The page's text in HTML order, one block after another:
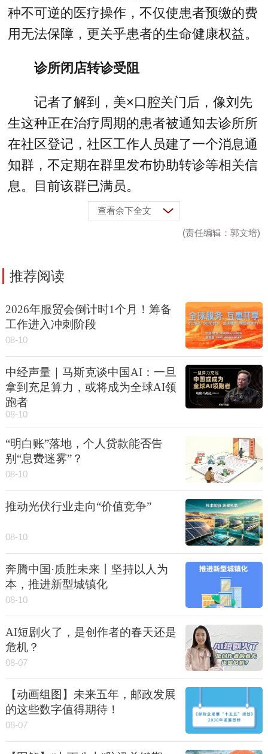
种不可逆的医疗操作，不仅使患者预缴的费
用无法保障，更关乎患者的生命健康权益。
诊所闭店转诊受阻
记者了解到，美×口腔关门后，像刘先
生这种正在治疗周期的患者被通知去诊所所
在社区登记，社区工作人员建了一个消息通
知群，不定期在群里发布协助转诊等相关信
息。目前该群已满员。
查看余下全文
(责任编辑：郭文培)
推荐阅读
2026年服贸会倒计时1个月！筹备
工作进入冲刺阶段
08-10
中经声量｜马斯克谈中国AI：一旦
拿到充足算力，或将成为全球AI领
跑者
08-10
“明白账”落地，个人贷款能否告
别“息费迷雾”？
08-10
推动光伏行业走向“价值竞争”
08-10
奔腾中国·质胜未来丨坚持以人为
本，推进新型城镇化
08-10
AI短剧火了，是创作者的春天还是
危机？
08-07
【动画组图】未来五年，邮政发展
的这些数字值得期待！
08-07